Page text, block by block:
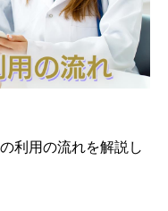
利用の流れを解説し